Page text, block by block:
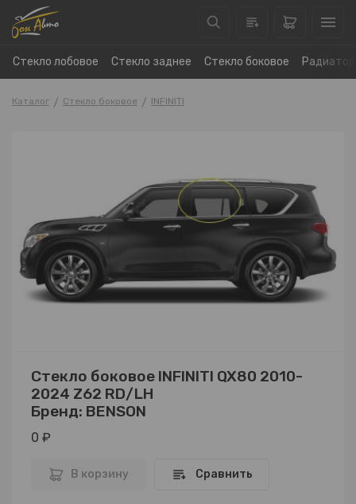
Стекло лобовое Стекло заднее Стекло боковое
Каталог Стекло боковое INFINITI
Стекло боковое INFINITI QX80 2010-
2024 Z62 RD/LH
Бренд: BENSON
0 ₽
В корзину Сравнить